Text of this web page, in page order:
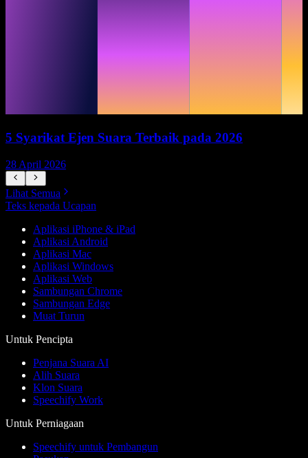
5 Syarikat Ejen Suara Terbaik pada 2026
28 April 2026
Lihat Semua
Teks kepada Ucapan
Aplikasi iPhone & iPad
Aplikasi Android
Aplikasi Mac
Aplikasi Windows
Aplikasi Web
Sambungan Chrome
Sambungan Edge
Muat Turun
Untuk Pencipta
Penjana Suara AI
Alih Suara
Klon Suara
Speechify Work
Untuk Perniagaan
Speechify untuk Pembangun